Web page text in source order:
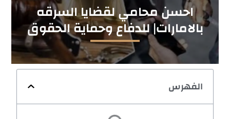
احسن محامي لقضايا السرقه
بالامارات| للدفاع وحماية الحقوق
الفهرس